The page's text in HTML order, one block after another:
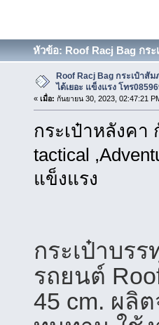
หัวข้อ: Roof Racj Bag กระ
Roof Racj Bag กระเป๋าสั
ได้เยอะ แข็งแรง โทร
« เมื่อ: กันยายน 30, 2023, 02:47:21
กระเป๋าหลังคา
tactical
แข็งแรง
กระเป๋าบร
รถยนต์
45 cm. ผลิ